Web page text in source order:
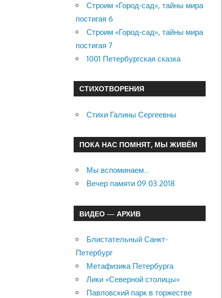
Строим «Город-сад», тайны мира
постигая 6
Строим «Город-сад», тайны мира
постигая 7
1001 Петербургская сказка
СТИХОТВОРЕНИЯ
Стихи Галины Сергеевны
ПОКА НАС ПОМНЯТ, МЫ ЖИВЁМ
Мы вспоминаем…
Вечер памяти 09.03.2018
ВИДЕО — АРХИВ
Блистательный Санкт-
Петербург
Метафизика Петербурга
Лики «Северной столицы»
Павловский парк в торжестве